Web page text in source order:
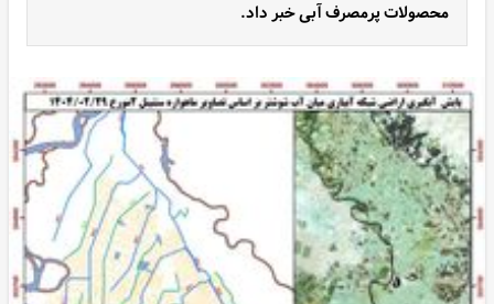
محصولات پرمصرف آبی خبر داد.